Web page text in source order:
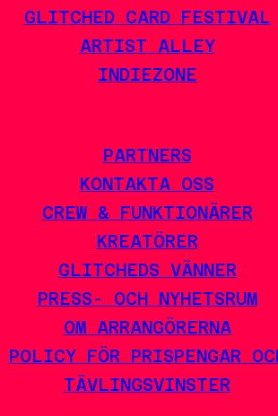
GLITCHED CARD FESTIVAL
ARTIST ALLEY
INDIEZONE
PARTNERS
KONTAKTA OSS
CREW & FUNKTIONÄRER
KREATÖRER
GLITCHEDS VÄNNER
PRESS- OCH NYHETSRUM
OM ARRANGÖRERNA
POLICY FÖR PRISPENGAR
TÄVLINGSVINSTER